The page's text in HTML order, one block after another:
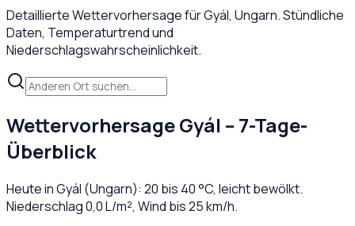
Detaillierte Wettervorhersage fürGyál, Ungarn. Stündliche
Daten, Temperaturtrend und
Niederschlagswahrscheinlichkeit.
WettervorhersageGyál – 7-Tage-
Überblick
Heute inGyál (Ungarn): 20 bis 40°C, leicht bewölkt.
Niederschlag0,0L/m², Wind bis25km/h.